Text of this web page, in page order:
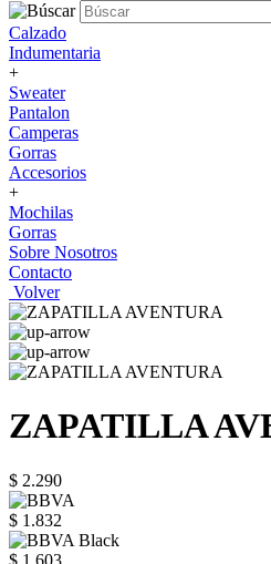
Calzado
Indumentaria
+
Sweater
Pantalon
Camperas
Gorras
Accesorios
+
Mochilas
Gorras
Sobre Nosotros
Contacto
Volver
ZAPATILLA
$ 2.290
$ 1.832
$ 1.603